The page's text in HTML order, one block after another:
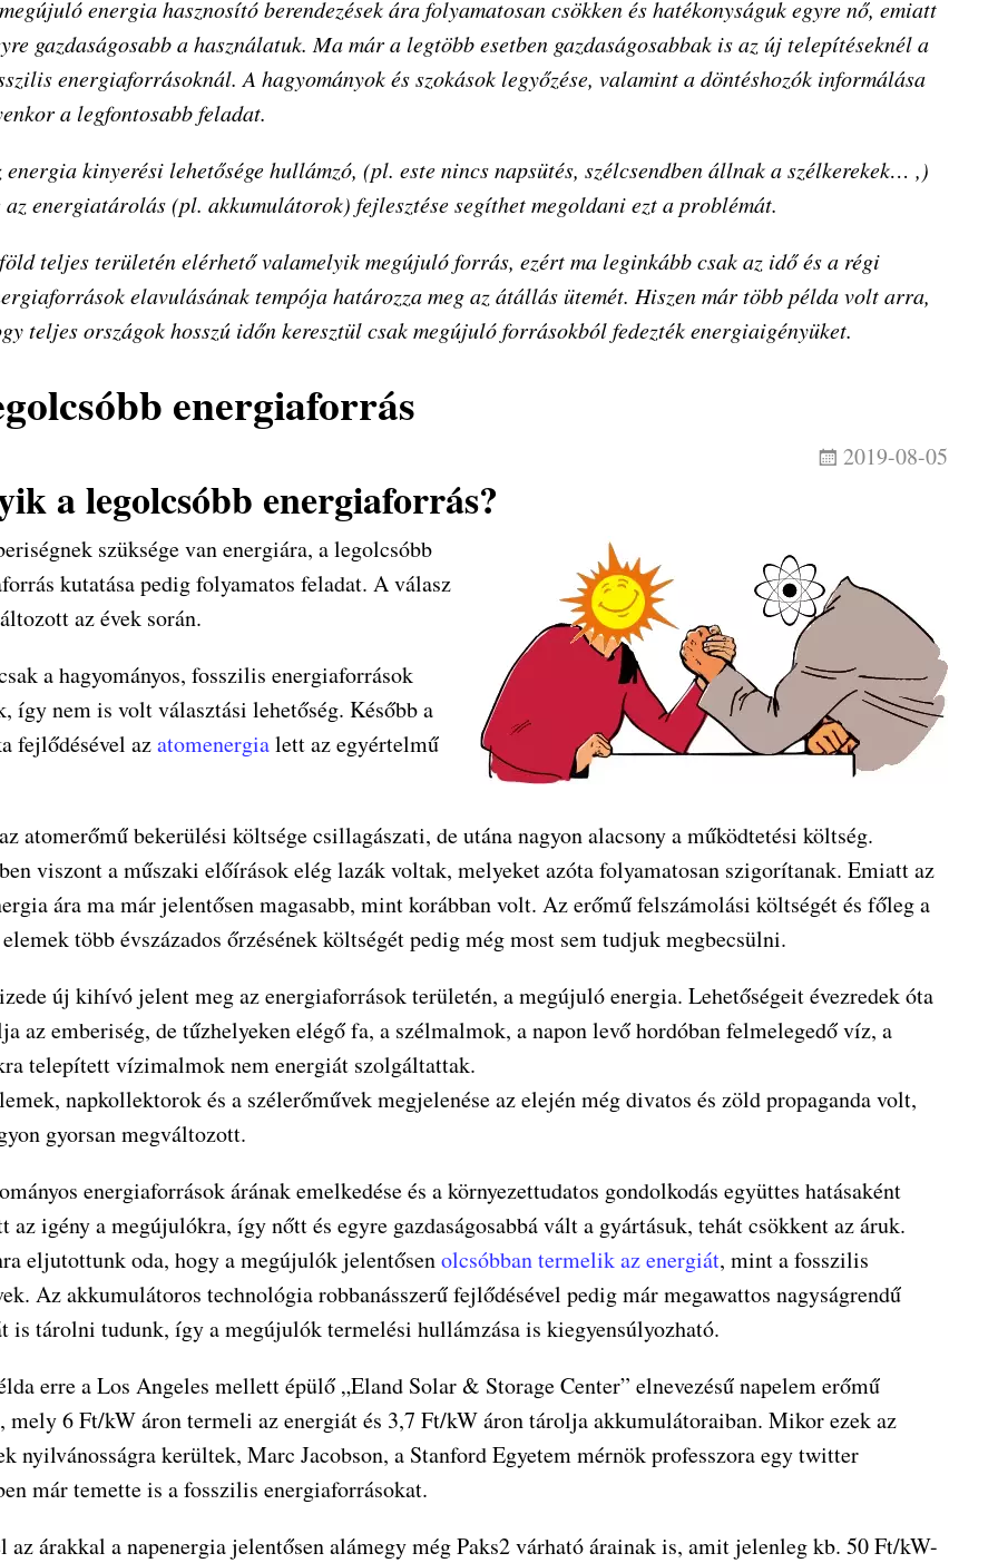
energia hasznosító berendezések ára folyamatosan csökken és hatékonyságuk egyre nő, emiatt
gazdaságosabb a használatuk. Ma már a legtöbb esetben gazdaságosabbak is az új telepítéseknél a
energiaforrásoknál. A hagyományok és szokások legyőzése, valamint a döntéshozók informálása
a legfontosabb feladat.
energia kinyerési lehetősége hullámzó, (pl. este nincs napsütés, szélcsendben állnak a szélkerekek… ,)
az energiatárolás (pl. akkumulátorok) fejlesztése segíthet megoldani ezt a problémát.
teljes területén elérhető valamelyik megújuló forrás, ezért ma leginkább csak az idő és a régi
elavulásának tempója határozza meg az átállás ütemét. Hiszen már több példa volt arra,
teljes országok hosszú időn keresztül csak megújuló forrásokból fedezték energiaigényüket.
energiaforrás
2019-08-05
a legolcsóbb energiaforrás?
szüksége van energiára, a legolcsóbb
kutatása pedig folyamatos feladat. A válasz
az évek során.
a hagyományos, fosszilis energiaforrások
így nem is volt választási lehetőség. Később a
fejlődésével azatomenergialett az egyértelmű
atomerőmű bekerülési költsége csillagászati, de utána nagyon alacsony a működtetési költség.
viszont a műszaki előírások elég lazák voltak, melyeket azóta folyamatosan szigorítanak. Emiatt az
ára ma már jelentősen magasabb, mint korábban volt. Az erőmű felszámolási költségét és főleg a
több évszázados őrzésének költségét pedig még most sem tudjuk megbecsülni.
új kihívó jelent meg az energiaforrások területén, a megújuló energia. Lehetőségeit évezredek óta
az emberiség, de tűzhelyeken elégő fa, a szélmalmok, a napon levő hordóban felmelegedő víz, a
telepített vízimalmok nem energiát szolgáltattak.
napkollektorok és a szélerőművek megjelenése az elején még divatos és zöld propaganda volt,
gyorsan megváltozott.
energiaforrások árának emelkedése és a környezettudatos gondolkodás együttes hatásaként
az igény a megújulókra, így nőtt és egyre gazdaságosabbá vált a gyártásuk, tehát csökkent az áruk.
eljutottunk oda, hogy a megújulók jelentősenolcsóbban termelik az energiát, mint a fosszilis
Az akkumulátoros technológia robbanásszerű fejlődésével pedig már megawattos nagyságrendű
is tárolni tudunk, így a megújulók termelési hullámzása is kiegyensúlyozható.
erre a Los Angeles mellett épülő „Eland Solar & Storage Center” elnevezésű napelem erőmű
mely 6 Ft/kW áron termeli az energiát és 3,7 Ft/kW áron tárolja akkumulátoraiban. Mikor ezek az
nyilvánosságra kerültek, Marc Jacobson, a Stanford Egyetem mérnök professzora egy twitter
már temette is a fosszilis energiaforrásokat.
az árakkal a napenergia jelentősen alámegy még Paks2 várható árainak is, amit jelenleg kb. 50 Ft/kW-